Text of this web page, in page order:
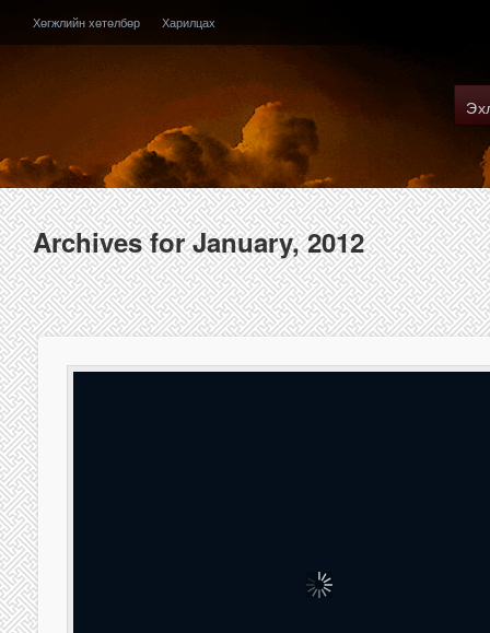
Хөгжлийн хөтөлбөр Харилцах
Archives for January, 2012